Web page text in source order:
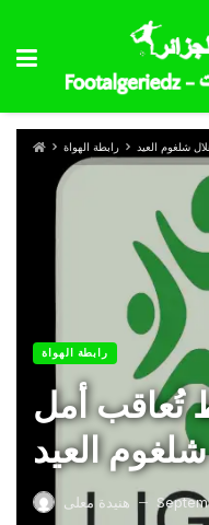
رابطة الهواة شلغوم العيد
رابطة الهواة
تُعاقب أمل
شلغوم العيد
هنيدة معلى —